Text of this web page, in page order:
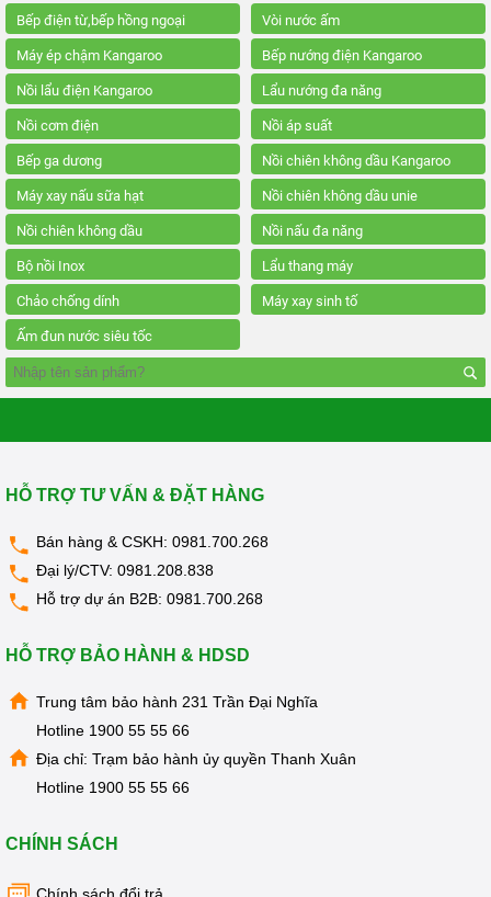
LỌC
NƯỚC
NÓNG
LẠNH
KANGAROO
CÂY
NƯỚC
NÓNG
LẠNH
KANGAROO
LÕI
LỌC
NƯỚC
KANGAROO
LINH
KIỆN
MÁY
LỌC
NƯỚC
ĐẦU
CÔNG
NGHIỆP
THIẾT
BỊ
NHÀ
BẾP
KANGAROO
BÌNH
NÓNG
HÀNG
DỤNG
SỰ
Bếp điện từ,bếp hồng ngoại Vòi nước ấm
Máy ép chậm Kangaroo Bếp nướng điện Kangaroo
Nồi lẩu điện Kangaroo Lẩu nướng đa năng
Nồi cơm điện Nồi áp suất
Bếp ga dương Nồi chiên không dầu Kangaroo
Máy xay nấu sữa hạt Nồi chiên không dầu unie
Nồi chiên không dầu Nồi nấu đa năng
Bộ nồi Inox Lẩu thang máy
Chảo chống dính Máy xay sinh tố
Ấm đun nước siêu tốc
HỖ TRỢ TƯ VẤN & ĐẶT HÀNG
Bán hàng & CSKH: 0981.700.268
Đại lý/CTV: 0981.208.838
Hỗ trợ dự án B2B: 0981.700.268
HỖ TRỢ BẢO HÀNH & HDSD
Trung tâm bảo hành 231 Trần Đại Nghĩa
Hotline 1900 55 55 66
Địa chỉ: Trạm bảo hành ủy quyền Thanh Xuân
Hotline 1900 55 55 66
CHÍNH SÁCH
Chính sách đổi trả